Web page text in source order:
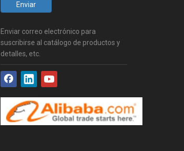
Enviar
Enviar correo electrónico para
suscribirse al catálogo de productos y
detalles, etc.